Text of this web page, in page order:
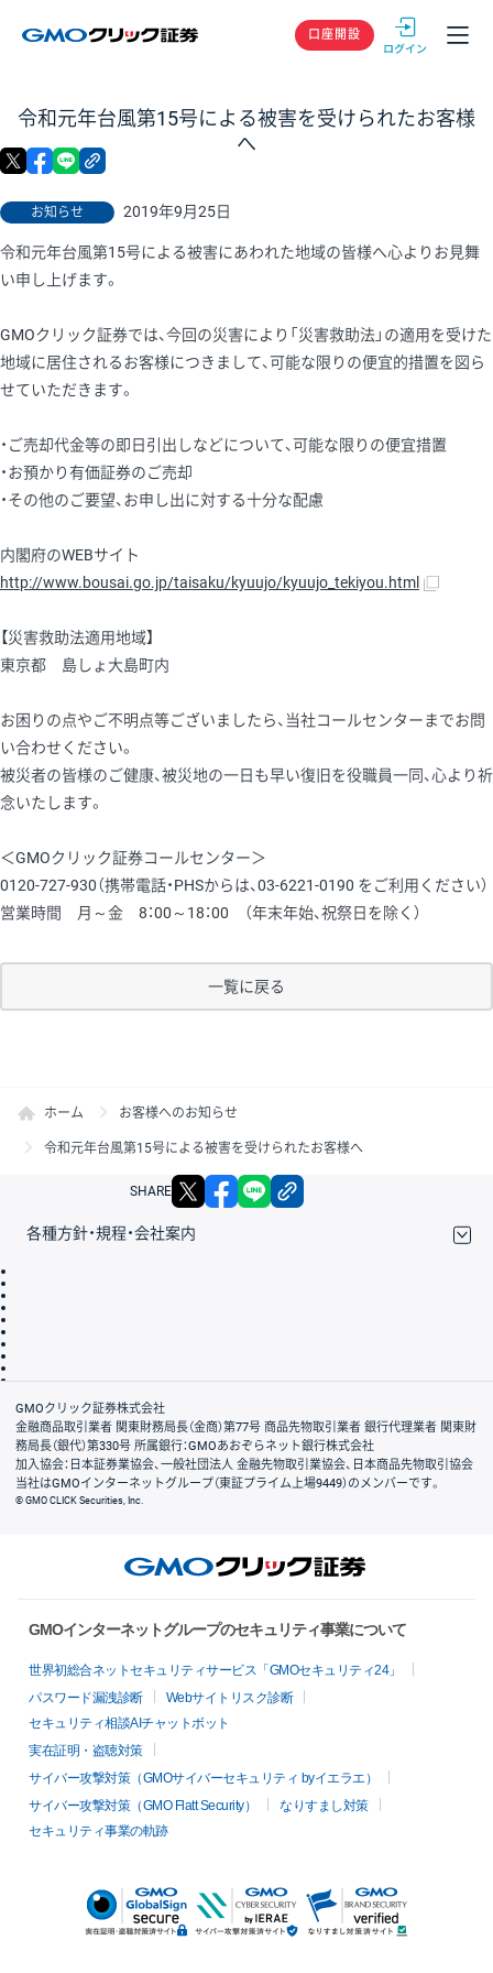
GMOクリック
口座開設
令和元年台風第15号による被害を受けられたお客様
へ
お知らせ 2019年9月25日
X facebook
令和元年台風第15号による被害にあわれた地域の皆様へ心よりお見舞
い申し上げます。
GMOクリック証券では、今回の災害により「災害救助法」の適用を受けた
地域に居住されるお客様につきまして、可能な限りの便宜的措置を図ら
せていただきます。
・ご売却代金等の即日引出しなどについて、可能な限りの便宜措置
・お預かり有価証券のご売却
・その他のご要望、お申し出に対する十分な配慮
内閣府のWEBサイト
http://www.bousai.go.jp/taisaku/kyuujo/kyuujo_tekiyou.html
【災害救助法適用地域】
東京都 島しょ大島町内
お困りの点やご不明点等ございましたら、当社コールセンターまでお問
い合わせください。
被災者の皆様のご健康、被災地の一日も早い復旧を役職員一同、心より祈
念いたします。
＜GMOクリック証券コールセンター＞
0120-727-930（携帯電話・PHSからは、03-6221-0190 をご利用ください）
営業時間 月～金 8：00～18：00 （年末年始、祝祭日を除く）
一覧に戻る
ホーム お客様へのお知らせ
令和元年台風第15号による被害を受けられたお客様へ
SHARE X facebook
各種方針・規程・会社案内
会社案内
GMOクリック証券株式会社
金融商品取引業者 関東財務局長（金商）第77号 商品先物取引業者 銀行代理業者 関東財
務局長（銀代）第330号 所属銀行：GMOあおぞらネット銀行株式会社
加入協会：日本証券業協会、一般社団法人 金融先物取引業協会、日本商品先物取引協会
当社はGMOインターネットグループ（東証プライム上場9449）のメンバーです。
© GMO CLICK Securities, Inc.
GMOインターネットグループのセキュリティ事業について
世界初総合ネットセキュリティサービス「GMOセキュリティ24」
パスワード漏洩診断
Webサイトリスク診断
セキュリティ相談AIチャットボット
実在証明・盗聴対策
サイバー攻撃対策（GMOサイバーセキュリティ byイエラエ）
サイバー攻撃対策（GMO Flatt Security）
なりすまし対策
セキュリティ事業の軌跡